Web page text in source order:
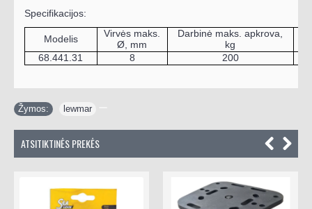
Specifikacijos:
Modelis
Virvės maks.
Ø, mm
Darbinė maks. apkrova,
kg
68.441.31
8 200
Žymos: lewmar
ATSITIKTINĖS PREKĖS